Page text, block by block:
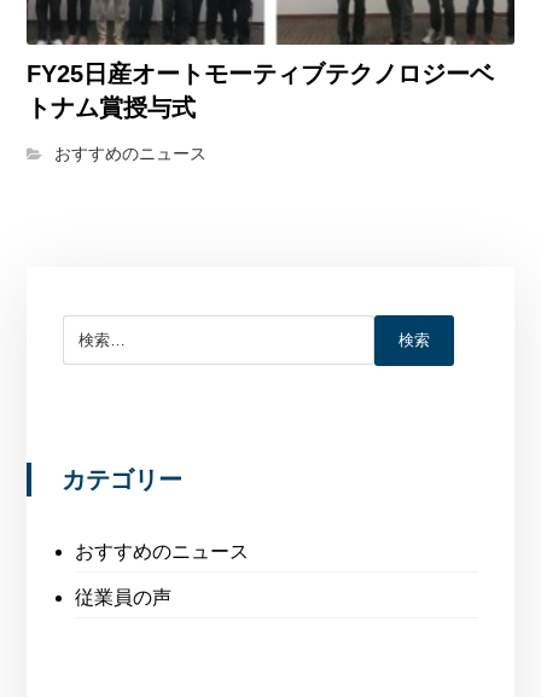
FY25日産オートモーティブテクノロジーベ
トナム賞授与式
おすすめのニュース
検索
カテゴリー
おすすめのニュース
従業員の声